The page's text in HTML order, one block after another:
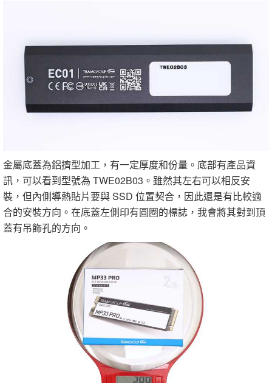
金屬底蓋為鋁擠型加工，有一定厚度和份量。底部有產品資
訊，可以看到型號為 TWE02B03。雖然其左右可以相反安
裝，但內側導熱貼片要與 SSD 位置契合，因此還是有比較適
合的安裝方向。在底蓋左側印有圓圈的標誌，我會將其對到頂
蓋有吊飾孔的方向。